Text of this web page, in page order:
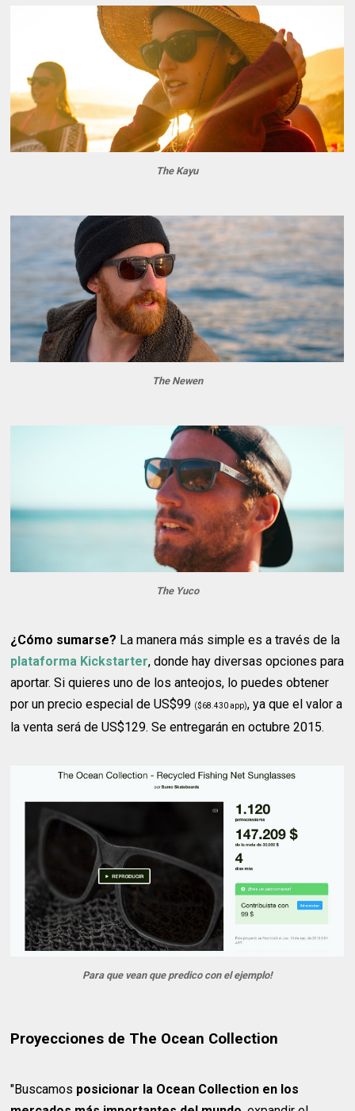
The Kayu
The Newen
The Yuco
¿Cómo sumarse? La manera más simple es a través de la
plataforma Kickstarter, donde hay diversas opciones para
aportar. Si quieres uno de los anteojos, lo puedes obtener
por un precio especial de US$99 ($68.430 app), ya que el valor a
la venta será de US$129. Se entregarán en octubre 2015.
Para que vean que predico con el ejemplo!
Proyecciones de The Ocean Collection
"Buscamos posicionar la Ocean Collection en los